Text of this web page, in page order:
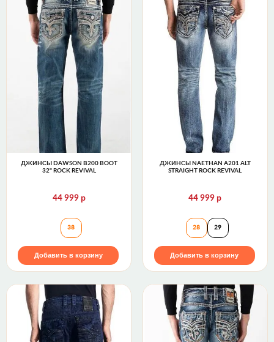
ДЖИНСЫ DAWSON B200 BOOT
32" ROCK REVIVAL
44 999 р
Джинсы DAWSON B200 BOOT 32" Rock Revival
38
Добавить в корзину
ДЖИНСЫ NAETHAN A201 ALT
STRAIGHT ROCK REVIVAL
44 999р
Джинсы
28 29
Добавить в корзину